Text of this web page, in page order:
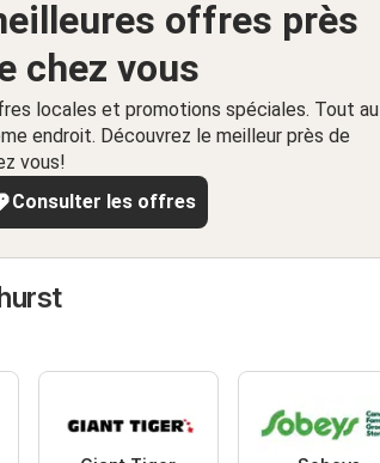
offres près
chez vous
locales et promotions spéciales. Tout au
endroit. Découvrez le meilleur près de
vous!
Consulter les offres